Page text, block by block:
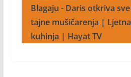
Blagaju - Daris otkriva sve
tajne mušičarenja | Ljetna
kuhinja | Hayat TV